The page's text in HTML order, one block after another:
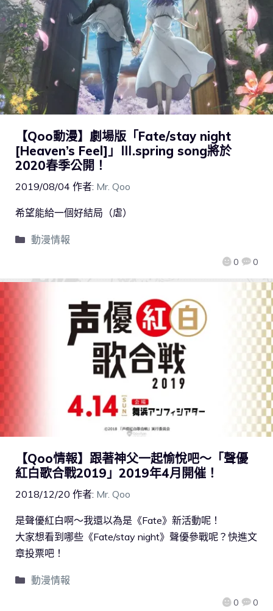
【Qoo動漫】劇場版「Fate/stay night
[Heaven’s Feel]」Ⅲ.spring song將於
2020春季公開！
2019/08/04 作者: Mr. Qoo
0 0
希望能給一個好結局（虐）
動漫情報
【Qoo情報】跟著神父一起愉悅吧～「聲優
紅白歌合戰2019」2019年4月開催！
2018/12/20 作者: Mr. Qoo
0 0
是聲優紅白啊～我還以為是《Fate》新活動呢！
大家想看到哪些《Fate/stay night》聲優參戰呢？快進文
章投票吧！
動漫情報